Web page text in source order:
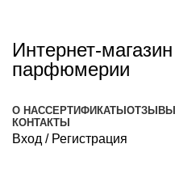
Интернет-магазин
парфюмерии
О НАССЕРТИФИКАТЫ ОТЗЫВЫ
КОНТАКТЫ
Вход / Регистрация